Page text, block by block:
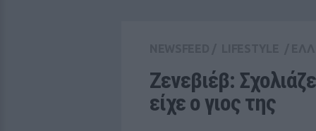
Ζενεβιέβ:
είχε ο γιος της